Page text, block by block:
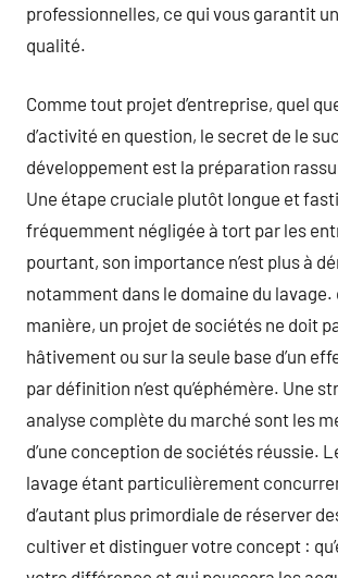
professionnelles, ce qui vous garantit
qualité.
Comme tout projet d’entreprise, quel
d’activité en question, le secret de le
développement est la préparation
Une étape cruciale plutôt longue et
fréquemment négligée à tort par les
pourtant, son importance n’est plus à
notamment dans le domaine du lavage.
manière, un projet de sociétés ne doit
hâtivement ou sur la seule base d’un
par définition n’est qu’éphémère. Une
analyse complète du marché sont les
d’une conception de sociétés réussie.
lavage étant particulièrement
d’autant plus primordiale de réserver
cultiver et distinguer votre concept :